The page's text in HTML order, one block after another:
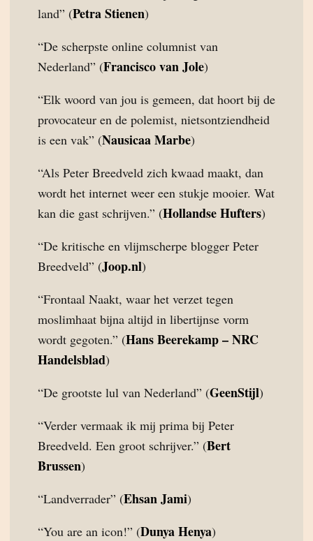
land” (Petra Stienen)
“De scherpste online columnist van
Nederland” (Francisco van Jole)
“Elk woord van jou is gemeen, dat hoort bij de
provocateur en de polemist, nietsontziendheid
is een vak” (Nausicaa Marbe)
“Als Peter Breedveld zich kwaad maakt, dan
wordt het internet weer een stukje mooier. Wat
kan die gast schrijven.” (Hollandse Hufters)
“De kritische en vlijmscherpe blogger Peter
Breedveld” (Joop.nl)
“Frontaal Naakt, waar het verzet tegen
moslimhaat bijna altijd in libertijnse vorm
wordt gegoten.” (Hans Beerekamp – NRC
Handelsblad)
“De grootste lul van Nederland” (GeenStijl)
“Verder vermaak ik mij prima bij Peter
Breedveld. Een groot schrijver.” (Bert
Brussen)
“Landverrader” (Ehsan Jami)
“You are an icon!” (Dunya Henya)